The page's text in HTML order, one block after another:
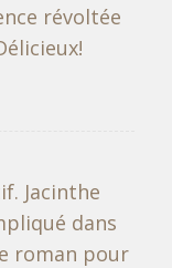
révoltée
Jacinthe
dans
roman pour